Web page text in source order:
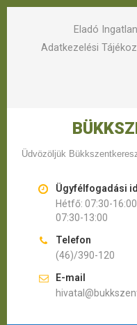
Eladó
Adatkezelési
Üdvözöljük
Ügyfélfogadási
Hétfő: 07:30-
07:30-13:00
Telefon
(46)/390-120
E-mail